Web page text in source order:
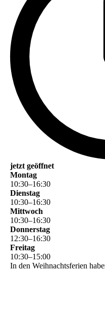
jetzt geöffnet
Montag
10:30–16:30
Dienstag
10:30–16:30
Mittwoch
10:30–16:30
Donnerstag
12:30–16:30
Freitag
10:30–15:00
In den Weihnachtsferien